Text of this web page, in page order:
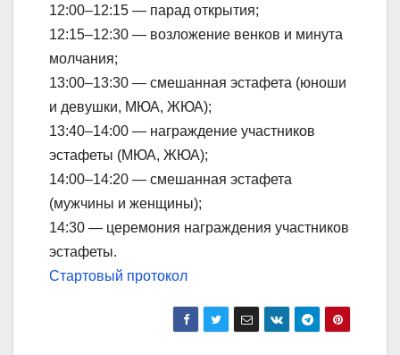
12:00–12:15 — парад открытия;
12:15–12:30 — возложение венков и минута
молчания;
13:00–13:30 — смешанная эстафета (юноши
и девушки, МЮА, ЖЮА);
13:40–14:00 — награждение участников
эстафеты (МЮА, ЖЮА);
14:00–14:20 — смешанная эстафета
(мужчины и женщины);
14:30 — церемония награждения участников
эстафеты.
Стартовый протокол